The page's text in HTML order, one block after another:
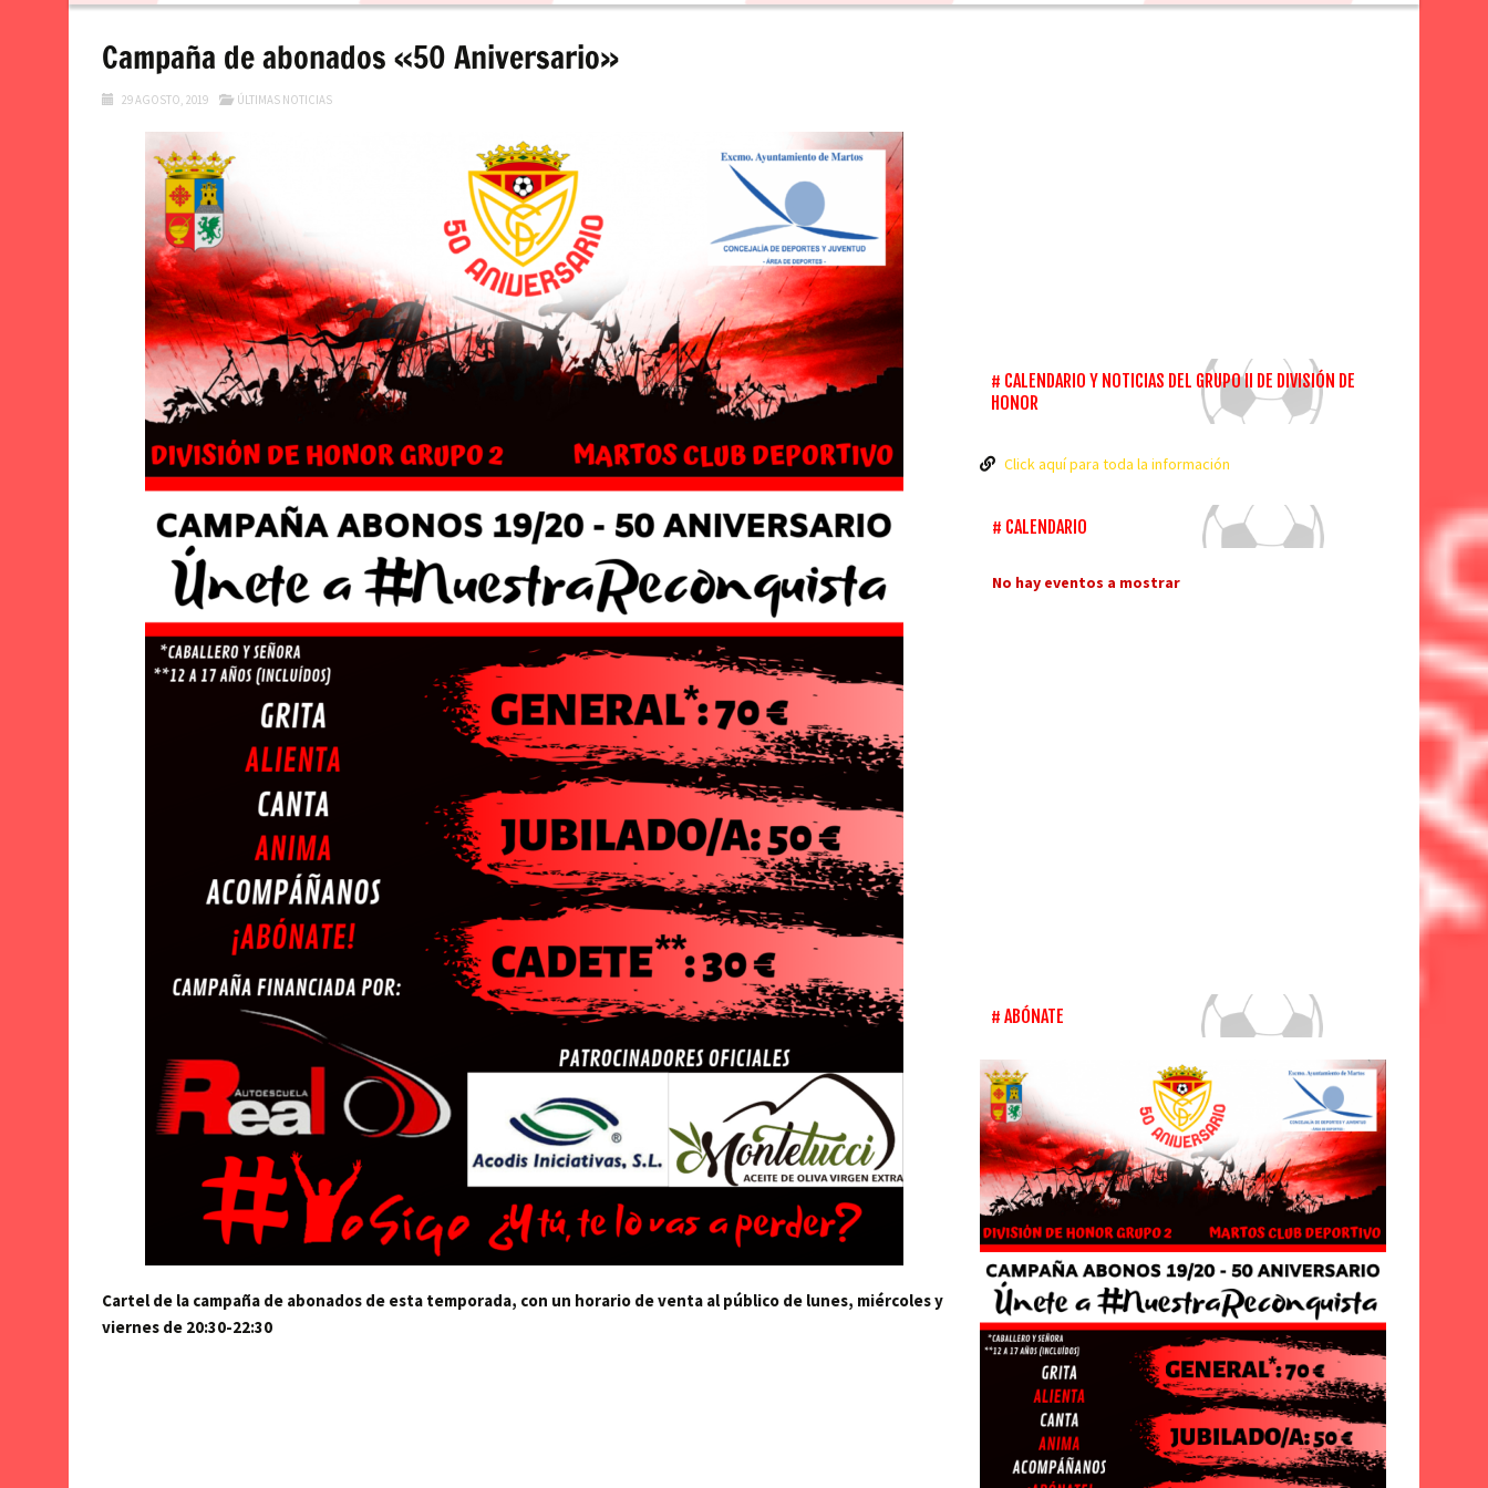
Campaña de abonados «50 Aniversario»
29 AGOSTO, 2019 ÚLTIMAS NOTICIAS
Cartel de la campaña de abonados de esta temporada, con un horario de venta al público de lunes, miércoles y
viernes de 20:30-22:30
CALENDARIO Y NOTICIAS DEL GRUPO II DE DIVISIÓN DE
HONOR
Click aquí para toda la información
CALENDARIO
No hay eventos a mostrar
ABÓNATE